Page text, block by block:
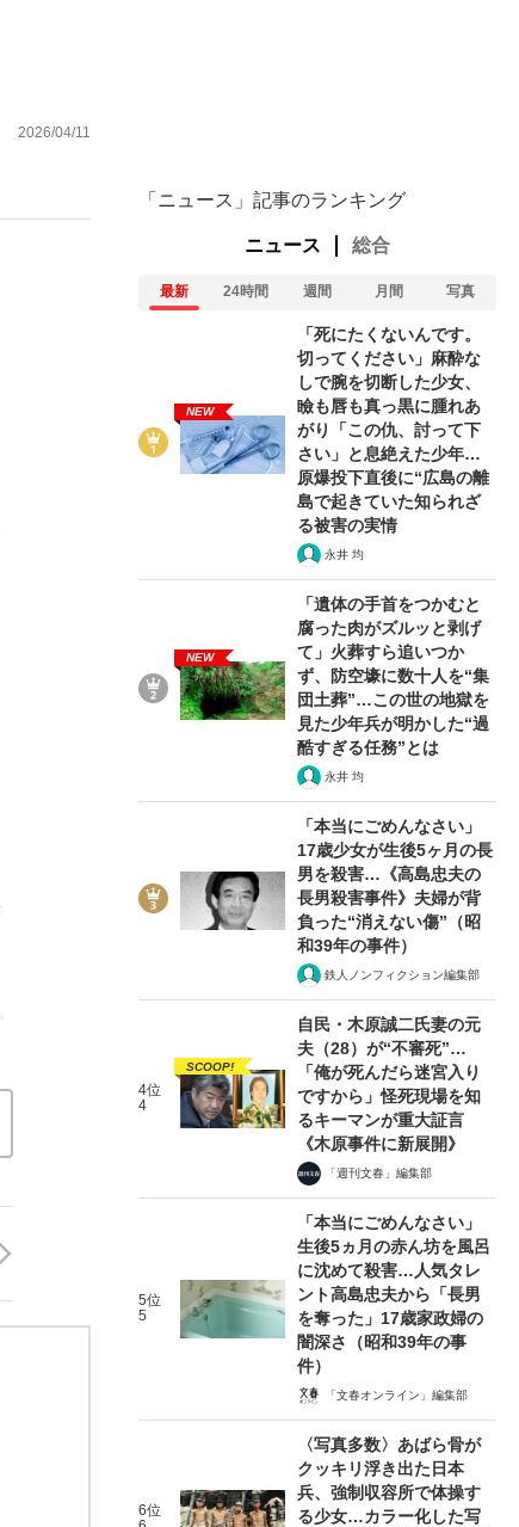
2026/04/11
「ニュース」記事のランキング
ニュース 総合
最新 24時間 週間 月間 写真
NEW
「死にたくないんです。
切ってください」麻酔な
しで腕を切断した少女、
瞼も唇も真っ黒に腫れあ
がり「この仇、討って下
さい」と息絶えた少年…
原爆投下直後に“広島の離
島で起きていた知られざ
る被害の実情
永井 均
NEW
「遺体の手首をつかむと
腐った肉がズルッと剥げ
て」火葬すら追いつか
ず、防空壕に数十人を“集
団土葬”…この世の地獄を
見た少年兵が明かした“過
酷すぎる任務”とは
永井 均
「本当にごめんなさい」
17歳少女が生後5ヶ月の長
男を殺害…《高島忠夫の
長男殺害事件》夫婦が背
負った“消えない傷”（昭
和39年の事件）
鉄人ノンフィクション編集部
4位
4
SCOOP!
自民・木原誠二氏妻の元
夫（28）が“不審死”…
「俺が死んだら迷宮入り
ですから」怪死現場を知
るキーマンが重大証言
《木原事件に新展開》
「週刊文春」編集部
5位
5
「本当にごめんなさい」
生後5ヵ月の赤ん坊を風呂
に沈めて殺害…人気タレ
ント高島忠夫から「長男
を奪った」17歳家政婦の
闇深さ（昭和39年の事
件）
「文春オンライン」編集部
6位
〈写真多数〉あばら骨が
クッキリ浮き出た日本
兵、強制収容所で体操す
る少女…カラー化した写